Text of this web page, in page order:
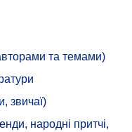
та темами)
звичаї)
народні притчі,